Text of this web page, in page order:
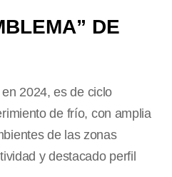
DE
en 2024, es de ciclo
de frío, con amplia
de las zonas
y destacado perfil